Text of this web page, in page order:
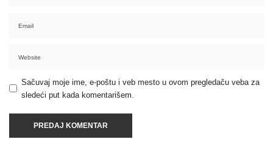
Sačuvaj moje ime, e-poštu i veb mesto u ovom pregledaču veba za
sledeći put kada komentarišem.